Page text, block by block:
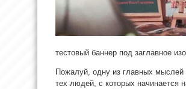
тестовый баннер под заглавное
Пожалуй, одну из главных
тех людей, с которых начинается